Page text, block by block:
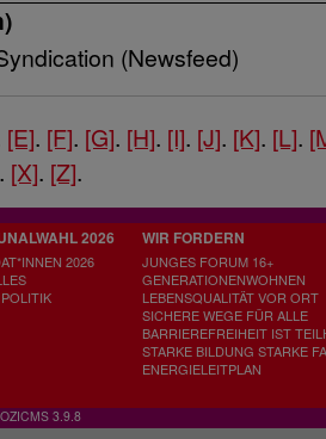
(Newsfeed)
[E]. [F]. [G]. [H]. [I]. [J]. [K]. [L].
. [X]. [Z].
2026
2026
WIR FORDERN
JUNGES FORUM 16+
GENERATIONENWOHNEN
LEBENSQUALITÄT VOR ORT
SICHERE WEGE FÜR ALLE
BARRIEREFREIHEIT IST
STARKE BILDUNG STARKE
ENERGIELEITPLAN
3.9.8